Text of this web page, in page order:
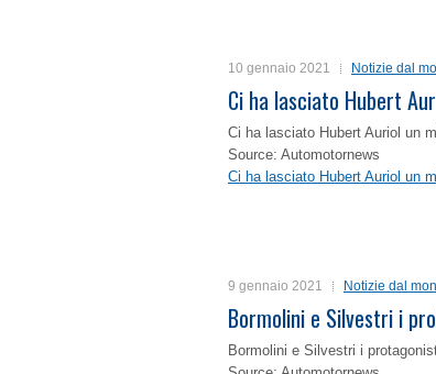
10 gennaio 2021 Notizie dal
Ci ha lasciato Hubert
Ci ha lasciato Hubert Auriol un
Source: Automotornews
Ci ha lasciato Hubert Auriol un
9 gennaio 2021 Notizie dal
Bormolini e Silvestri i
Bormolini e Silvestri i